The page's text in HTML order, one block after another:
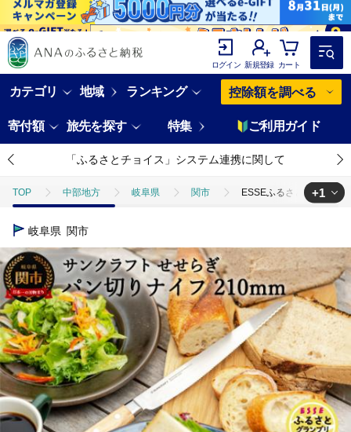
ログイン 新規登録 カート
カテゴリ 地域 ランキング 控除額を調べる
寄付額 旅先を探す 特集 ご利用ガイド
「ふるさとチョイス」システム連携に関して
TOP 中部地方 岐阜県 関市 ESSEふるさとグランプ
TOP
+1
岐阜県 関市